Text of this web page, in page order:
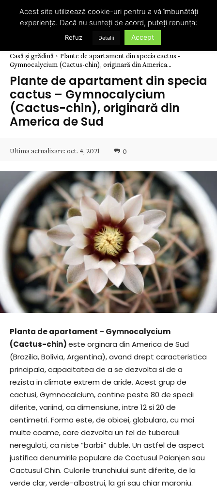
Casă și grădină
Plante de apartament din specia cactus -
Gymnocalycium (Cactus-chin), originară din America...
Plante de apartament din specia
cactus – Gymnocalycium
(Cactus-chin), originară din
America de Sud
Ultima actualizare: oct. 4, 2021 0
Planta de apartament – Gymnocalycium
(Cactus-chin)este orginara din America de Sud
(Brazilia, Bolivia, Argentina), avand drept caracteristica
principala, capacitatea de a se dezvolta si de a
rezista in climate extrem de aride. Acest grup de
cactusi, Gymnocalcium, contine peste 80 de specii
diferite, variind, ca dimensiune, intre 12 si 20 de
centimetri. Forma este, de obicei, globulara, cu mai
multe coame, care dezvolta un fel de tuberculi
neregulati, ca niste “barbii” duble. Un astfel de aspect
justifica denumirile populare de Cactusul Paianjen sau
Cactusul Chin. Culorile trunchiului sunt diferite, de la
verde clar, verde-albastrui, la gri sau chiar maroniu.
Acest site utilizează cookie-uri pentru a vă îmbunătăți
experiența. Dacă nu sunteți de acord, puteți renunța:
Refuz Detalii Accept